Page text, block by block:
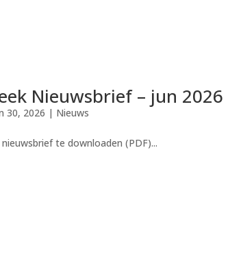
Nieuwsbrief – jun 2026
30, 2026 | Nieuws
te downloaden (PDF)...